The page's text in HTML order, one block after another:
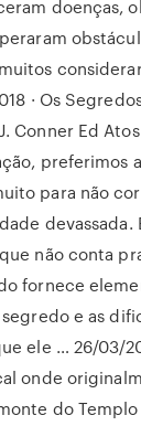
doenças,
· Os
Conner Ed Atos
preferimos
para não
devassada.
não conta
fornece
e as
ele … 26/03/
onde
do